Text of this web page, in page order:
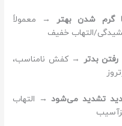
گرم شدن بهتر→ معمولاً
التهاب خفیف
بدتر → کفش نامناسب،
تشدید می‌شود→ التهاب